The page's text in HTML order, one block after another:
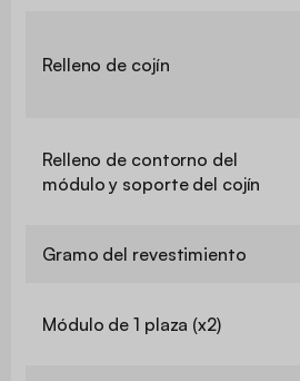
Relleno de cojín
Relleno de contorno del
módulo y soporte del cojín
Gramo del revestimiento
Módulo de 1 plaza (x2)